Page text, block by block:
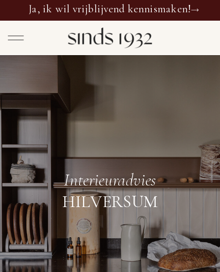
Ja, ik wil vrijblijvend kennismaken!
Interieuradvies
HILVERSUM